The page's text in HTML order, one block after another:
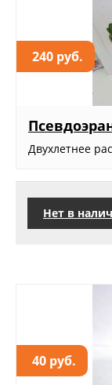
240 руб.
Двухлетнее
Нет в
40 руб.